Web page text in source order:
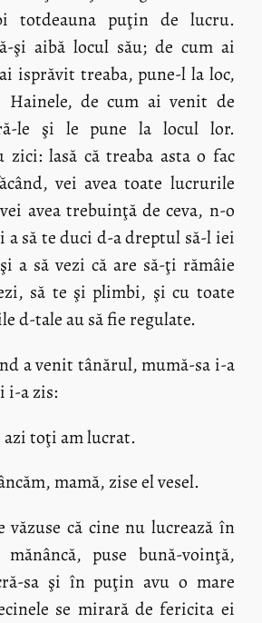
totdeauna puţin de lucru.
şi aibă locul său; de cum ai
isprăvit treaba, pune-l la loc,
Hainele, de cum ai venit de
le şi le pune la locul lor.
zici: lasă că treaba asta o fac
vei avea toate lucrurile
avea trebuinţă de ceva, n-o
a să te duci d-a dreptul să-l iei
a să vezi că are să-ţi rămâie
să te şi plimbi, şi cu toate
d-tale au să fie regulate.
a venit tânărul, mumă-sa i-a
i-a zis:
toţi am lucrat.
mamă, zise el vesel.
văzuse că cine nu lucrează în
puse bună-voinţă,
sa şi în puţin avu o mare
se mirară de fericita ei